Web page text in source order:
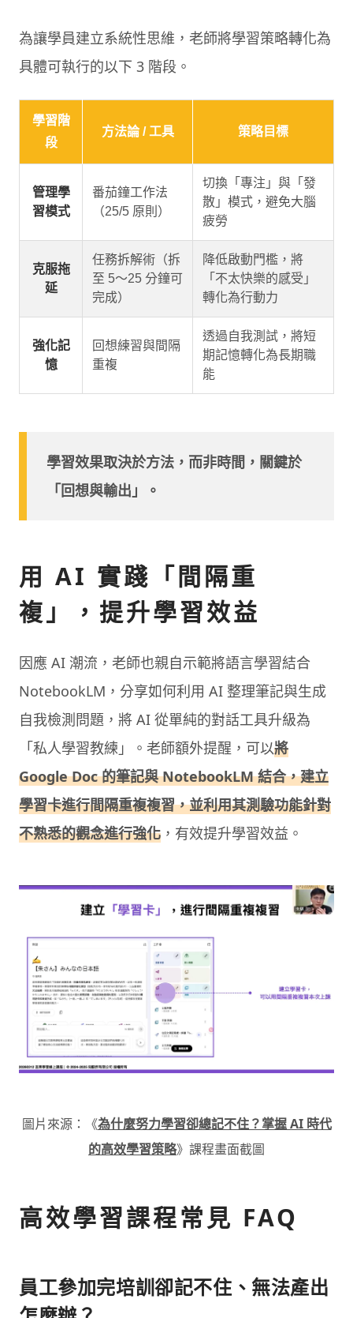
為讓學員建立系統性思維，老師將學習策略轉化為
具體可執行的以下 3 階段。
學習階
段
方法論 / 工具 策略目標
管理學
習模式
番茄鐘工作法
（25/5 原則）
切換「專注」與「發
散」模式，避免大腦
疲勞
克服拖
延
任務拆解術（拆
至 5～25 分鐘可
完成）
降低啟動門檻，將
「不太快樂的感受」
轉化為行動力
強化記
憶
回想練習與間隔
重複
透過自我測試，將短
期記憶轉化為長期職
能
學習效果取決於方法，而非時間，關鍵於
「回想與輸出」。
用 AI 實踐「間隔重
複」，提升學習效益
因應 AI 潮流，老師也親自示範將語言學習結合
NotebookLM，分享如何利用 AI 整理筆記與生成
自我檢測問題，將 AI 從單純的對話工具升級為
「私人學習教練」。老師額外提醒，可以將
Google Doc 的筆記與 NotebookLM 結合，建立
學習卡進行間隔重複複習，並利用其測驗功能針對
不熟悉的觀念進行強化 ，有效提升學習效益。
圖片來源：《為什麼努力學習卻總記不住？掌握 AI 時代
的高效學習策略》課程畫面截圖
高效學習課程常見 FAQ
員工參加完培訓卻記不住、無法產出